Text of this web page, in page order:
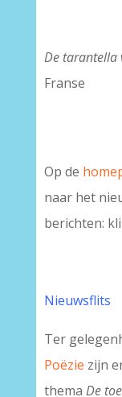
De tarantella
Franse
Op de
naar het
berichten:
Nieuwsflits
Ter
Poëzie zijn
thema De